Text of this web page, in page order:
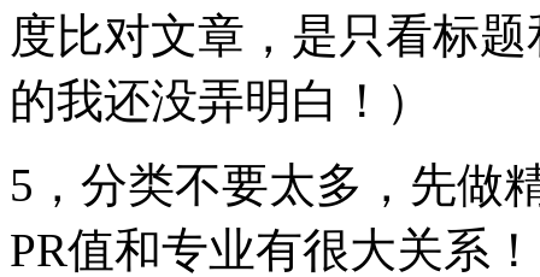
度比对文章，是只看标
的我还没弄明白！）
5，分类不要太多，先做
PR值和专业有很大关系